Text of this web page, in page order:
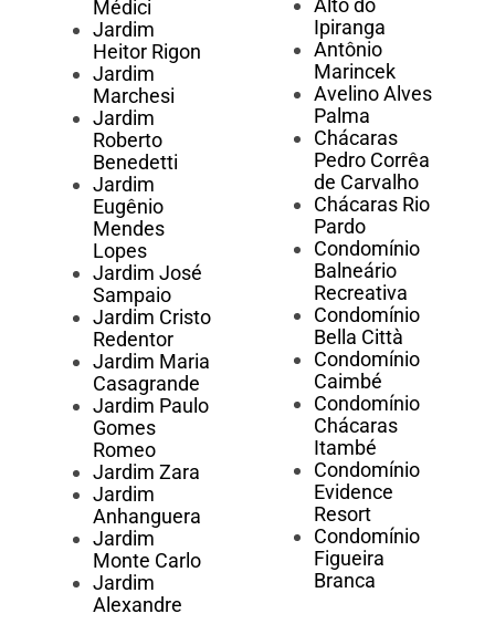
Médici
Jardim
Heitor Rigon
Jardim
Marchesi
Jardim
Roberto
Benedetti
Jardim
Eugênio
Mendes
Lopes
Jardim José
Sampaio
Jardim Cristo
Redentor
Jardim Maria
Casagrande
Jardim Paulo
Gomes
Romeo
Jardim Zara
Jardim
Anhanguera
Jardim
Monte Carlo
Jardim
Alexandre
Alto do
Ipiranga
Antônio
Marincek
Avelino Alves
Palma
Chácaras
Pedro Corrêa
de Carvalho
Chácaras Rio
Pardo
Condomínio
Balneário
Recreativa
Condomínio
Bella Città
Condomínio
Caimbé
Condomínio
Chácaras
Itambé
Condomínio
Evidence
Resort
Condomínio
Figueira
Branca